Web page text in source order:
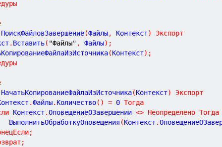
ПоискФайловЗавершение(Файлы, Контекст)
Экспорт
. Вставить( "Файлы" , Файлы) ;
(Контекст) ;
НачатьКопированиеФайлаИзИсточника(Контекст)
Экспорт
.Файлы. Количество( ) = 0 Тогда
Контекст .ОповещениеОЗавершении <> Неопределено Тогда
			ВыполнитьОбработкуОповещения
(Контекст .
;
;